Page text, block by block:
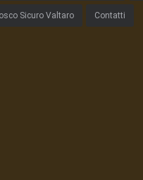
Sicuro Valtaro Contatti